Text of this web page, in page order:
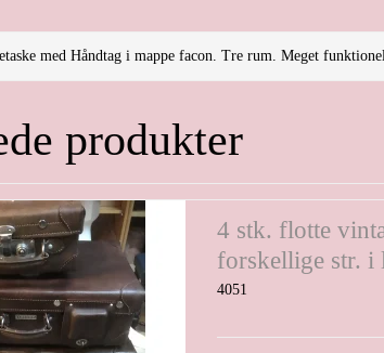
med Håndtag i mappe facon. Tre rum. Meget
produkter
4 stk. flotte
forskellige str. i
4051